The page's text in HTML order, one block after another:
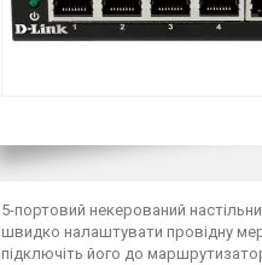
5-портовий некерований
швидко налаштувати провідну
підключіть його до